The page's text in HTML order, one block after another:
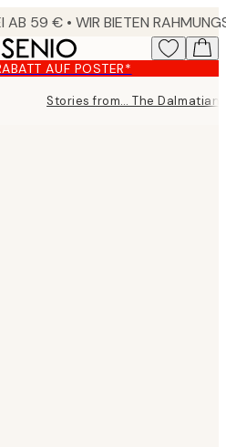
AUF POSTER*
Stories from… The Dalmatian